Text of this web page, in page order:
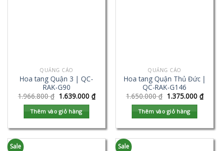
QUẢNG CÁO
Hoa tang Quận 3 | QC-
RAK-G90
1.966.800₫ 1.639.000 ₫
Thêm vào giỏ hàng
QUẢNG CÁO
Hoa tang Quận Thủ Đức |
QC-RAK-G146
1.650.000₫ 1.375.000 ₫
Thêm vào giỏ hàng
Sale Sale